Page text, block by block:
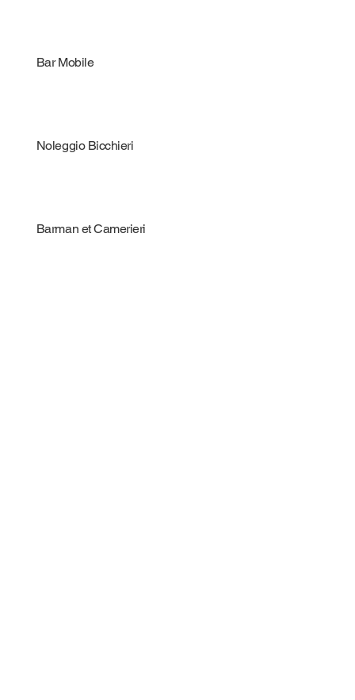
Bar Mobile
Noleggio Bicchieri
Barman et Camerieri